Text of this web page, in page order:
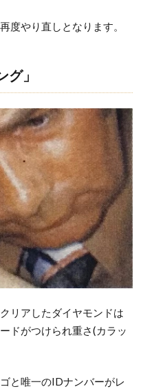
度やり直しとなります。
」
リアしたダイヤモンドは
ドがつけられ重さ(カラッ
と唯一のIDナンバーがレ